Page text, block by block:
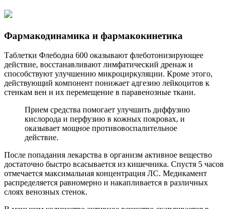
Фармакодинамика и фармакокинетика
Таблетки Флебодиа 600 оказывают флеботонизирующее
действие, восстанавливают лимфатический дренаж и
способствуют улучшению микроциркуляции. Кроме этого,
действующий компонент понижает адгезию лейкоцитов к
стенкам вен и их перемещение в паравенозные ткани.
Прием средства помогает улучшить диффузию
кислорода и перфузию в кожных покровах, и
оказывает мощное противовоспалительное
действие.
После попадания лекарства в организм активное вещество
достаточно быстро всасывается из кишечника. Спустя 5 часов
отмечается максимальная концентрация ЛС. Медикамент
распределяется равномерно и накапливается в различных
слоях венозных стенок.